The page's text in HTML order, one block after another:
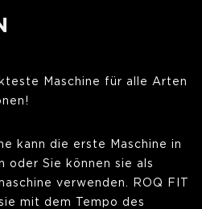
Maschine für alle Arten
kann die erste Maschine in
oder Sie können sie als
verwenden. ROQ FIT
mit dem Tempo des